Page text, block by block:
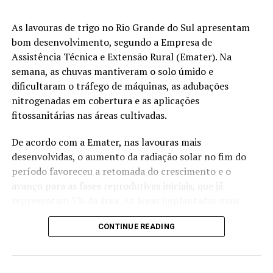
Soja em Chicago
Os contratos futuros da soja fecharam em baixa nesta
sexta-feira, na Bolsa de Mercadorias de Chicago (CBOT),
ampliando as perdas semanais – a posição novembro
teve queda semanal de 0,95%. Em dia volátil, a previsão
de clima favorável para o cinturão produtor dos Estados
As perdas foram limitadas pela recuperação do petróleo
e pela boa demanda chinesa pela soja americana, o que
colocou os contratos boa parte do dia no território
Os exportadores privados norte-americanos reportaram
(USDA) a venda de 238.000 toneladas de soja à China,
As lavouras de trigo no Rio Grande do Sul apresentam
bom desenvolvimento, segundo a Empresa de
Assistência Técnica e Extensão Rural (Emater). Na
semana, as chuvas mantiveram o solo úmido e
dificultaram o tráfego de máquinas, as adubações
nitrogenadas em cobertura e as aplicações
fitossanitárias nas áreas cultivadas.
De acordo com a Emater, nas lavouras mais
desenvolvidas, o aumento da radiação solar no fim do
período favoreceu a retomada do crescimento e o
avanço para as fases reprodutivas iniciais, que já
tardiamente, que somam 97%, seguem em
desenvolvimento vegetativo e perfilhamento.
O quadro indica evolução da cultura em diferentes
CONTINUE READING